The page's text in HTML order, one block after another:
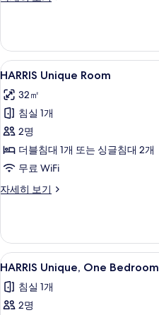
히
보
기
HARRIS
Unique
Room
사
진
모
두
보
4
HARRIS Unique Room
32㎡
침실 1개
2명
더블침대 1개 또는 싱글침대 2개
무료 WiFi
자세히 보기
HARRIS
세
히
보
HARRIS
Unique,
One
Bedroom
5
HARRIS Unique, One Bedroom
침실 1개
2명